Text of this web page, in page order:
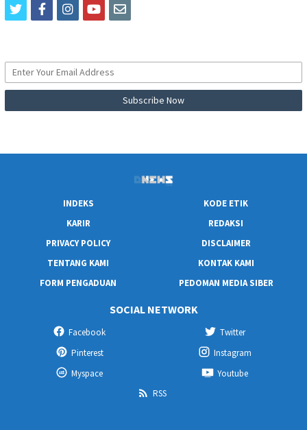
twitterfacebookinstagram
youtubeemail
INDEKS
KODE ETIK
KARIR
REDAKSI
PRIVACY POLICY
DISCLAIMER
TENTANG KAMI
KONTAK KAMI
FORM PENGADUAN
PEDOMAN MEDIA SIBER
SOCIAL NETWORK
Facebook
Twitter
Pinterest
Instagram
Myspace
Youtube
RSS